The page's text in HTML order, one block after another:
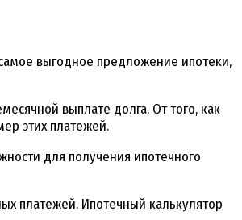
выгодное предложение ипотеки,
выплате долга. От того, как
этих платежей.
для получения ипотечного
платежей. Ипотечный калькулятор